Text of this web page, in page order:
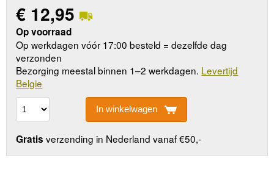
€ 12,95
Op voorraad
Op werkdagen vóór 17:00 besteld = dezelfde dag
verzonden
Bezorging meestal binnen 1–2 werkdagen. Levertijd
Belgie
In winkelwagen
Gratis verzending in Nederland vanaf €50,-